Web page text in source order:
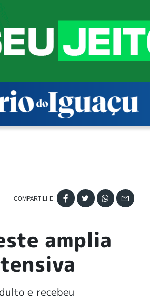
amplia
e recebeu